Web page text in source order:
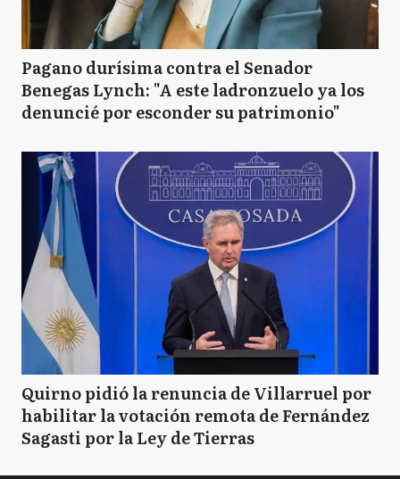
Pagano durísima contra el Senador
Benegas Lynch: "A este ladronzuelo ya los
denuncié por esconder su patrimonio"
Quirno pidió la renuncia de Villarruel por
habilitar la votación remota de Fernández
Sagasti por la Ley de Tierras